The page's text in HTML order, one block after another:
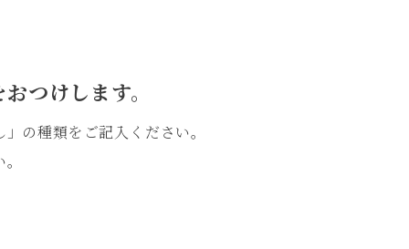
おつけします。
の種類をご記入ください。